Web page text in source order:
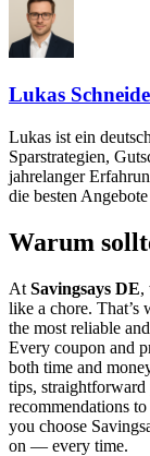
Lukas
Lukas ist ein
Sparstrategien,
jahrelanger
die besten
Warum
At Savingsays DE,
like a chore.
the most reliable
Every coupon and
both time and
tips, straightforward
recommendations
you choose
on — every time.